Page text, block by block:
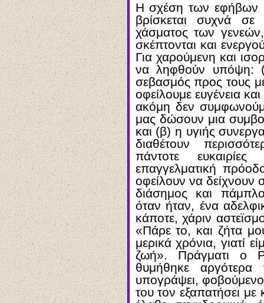
Η σχέση των εφήβων
βρίσκεται συχνά
χάσματος των
σκέπτονται και
Για χαρούμενη και
να ληφθούν υπόψη:
σεβασμός προς τους
οφείλουμε ευγένεια
ακόμη δεν
μας δώσουν μια
και (β) η υγιής
διαθέτουν
πάντοτε
επαγγελματική
οφείλουν να δείχνουν
διάσημος και
όταν ήταν, ένα
κάποτε, χάριν
«Πάρε το, και ζήτα
μερικά χρόνια, γιατί
ζωή». Πράγματι ο
θυμήθηκε
υπογράψει,
του τον εξαπατήσει